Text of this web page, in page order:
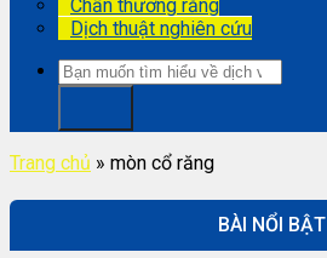
Chấn thương răng
Dịch thuật nghiên cứu
Trang chủ » mòn cổ răng
BÀI NỔI BẬT